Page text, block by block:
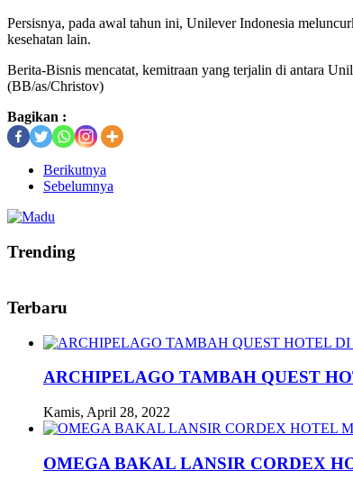
Persisnya, pada awal tahun ini, Unilever Indonesia
kesehatan lain.
Berita-Bisnis mencatat, kemitraan yang terjalin di antara
(BB/as/Christov)
Bagikan :
Berikutnya
Sebelumnya
Trending
Terbaru
ARCHIPELAGO TAMBAH QUEST
Kamis, April 28, 2022
OMEGA BAKAL LANSIR CORDEX